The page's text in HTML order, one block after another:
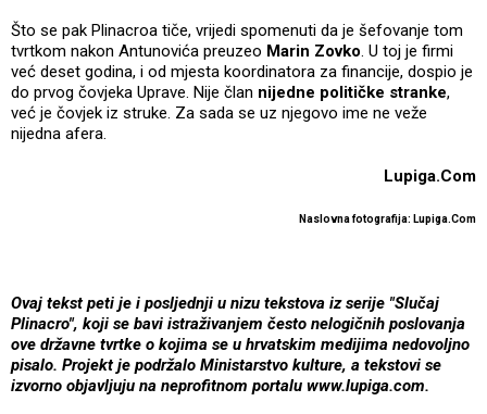
Što se pak Plinacroa tiče, vrijedi spomenuti da je šefovanje tom
tvrtkom nakon Antunovića preuzeo Marin Zovko. U toj je firmi
već deset godina, i od mjesta koordinatora za financije, dospio je
do prvog čovjeka Uprave. Nije član nijedne političke stranke,
već je čovjek iz struke. Za sada se uz njegovo ime ne veže
nijedna afera.
Lupiga.Com
Naslovna fotografija: Lupiga.Com
Ovaj tekst peti je i posljednji u nizu tekstova iz serije "Slučaj
Plinacro", koji se bavi istraživanjem često nelogičnih poslovanja
ove državne tvrtke o kojima se u hrvatskim medijima nedovoljno
pisalo. Projekt je podržalo Ministarstvo kulture, a tekstovi se
izvorno objavljuju na neprofitnom portalu www.lupiga.com.